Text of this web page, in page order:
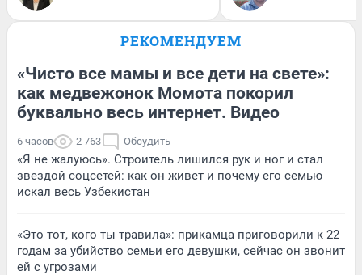
РЕКОМЕНДУЕМ
«Чисто все мамы и все дети на свете»:
как медвежонок Момота покорил
буквально весь интернет. Видео
6 часов 2 763 Обсудить
«Я не жалуюсь». Строитель лишился рук и ног и стал
звездой соцсетей: как он живет и почему его семью
искал весь Узбекистан
«Это тот, кого ты травила»: прикамца приговорили к 22
годам за убийство семьи его девушки, сейчас он звонит
ей с угрозами